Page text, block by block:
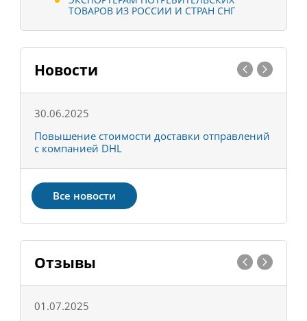
ТОВАРОВ ИЗ РОССИИ И СТРАН СНГ
Новости
30.06.2025
Повышение стоимости доставки отправлений
с компанией DHL
Все новости
Отзывы
01.07.2025